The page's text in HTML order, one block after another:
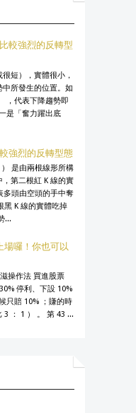
較強烈的反轉型
短），實體很小，
所發生的位置。如
，代表下降趨勢即
是「奮力躍出底
強烈的反轉型態
是由兩根線形所構
第二根紅 K 線的實
多頭由空頭的手中奪
黑 K 線的實體吃掉
...
場囉！你也可以
操作法 買進股票
停利、下設 10%
只賠 10% ；賺的時
： 1 ） 。 第 43 ...